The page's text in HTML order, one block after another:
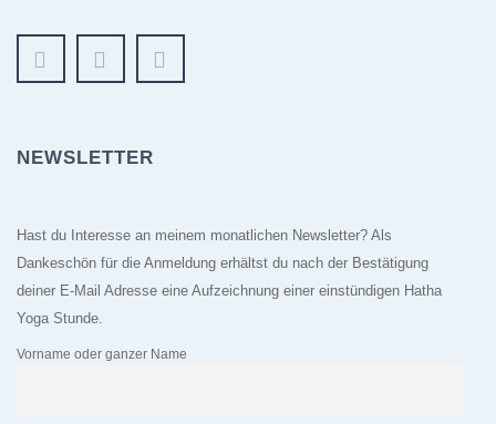
NEWSLETTER
Hast du Interesse an meinem monatlichen Newsletter? Als
Dankeschön für die Anmeldung erhältst du nach der Bestätigung
deiner E-Mail Adresse eine Aufzeichnung einer einstündigen Hatha
Yoga Stunde.
Vorname oder ganzer Name